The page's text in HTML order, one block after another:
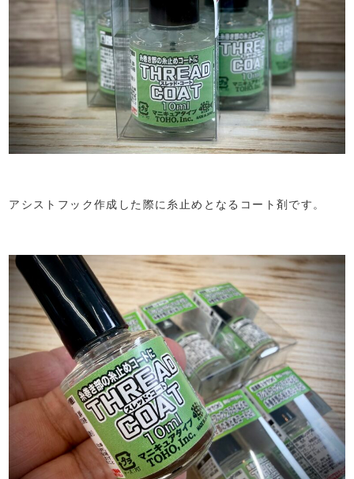
アシストフック作成した際に糸止めとなるコート剤です。